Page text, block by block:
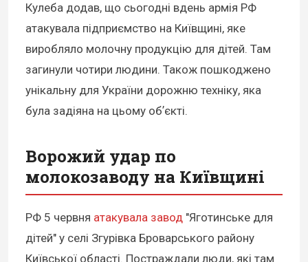
Кулеба додав, що сьогодні вдень армія РФ
атакувала підприємство на Київщині, яке
виробляло молочну продукцію для дітей. Там
загинули чотири людини. Також пошкоджено
унікальну для України дорожню техніку, яка
була задіяна на цьому обʼєкті.
Ворожий удар по
молокозаводу на Київщині
РФ 5 червня атакувала завод "Яготинське для
дітей" у селі Згурівка Броварського району
Київської області. Постраждали люди, які там